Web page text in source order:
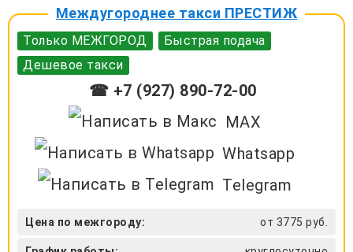
Междугороднее такси ПРЕСТИЖ
Только МЕЖГОРОД
Быстрая подача
Дешевое такси
☎ +7 (927) 890-72-00
MAX
Whatsapp
Telegram
Цена по межгороду: от 3775 руб.